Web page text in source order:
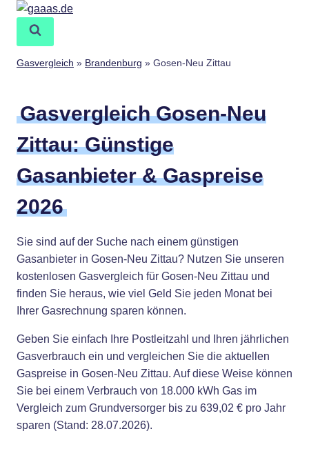
Zum
springen
Gasvergleich » Brandenburg » Gosen-Neu Zittau
Gasvergleich Gosen-Neu
Zittau: Günstige
Gasanbieter & Gaspreise
2026
Sie sind auf der Suche nach einem günstigen
Gasanbieter in Gosen-Neu Zittau? Nutzen Sie unseren
kostenlosen Gasvergleich für Gosen-Neu Zittau und
finden Sie heraus, wie viel Geld Sie jeden Monat bei
Ihrer Gasrechnung sparen können.
Geben Sie einfach Ihre Postleitzahl und Ihren jährlichen
Gasverbrauch ein und vergleichen Sie die aktuellen
Gaspreise in Gosen-Neu Zittau. Auf diese Weise können
Sie bei einem Verbrauch von 18.000 kWh Gas im
Vergleich zum Grundversorger bis zu 639,02 € pro Jahr
sparen (Stand: 28.07.2026).